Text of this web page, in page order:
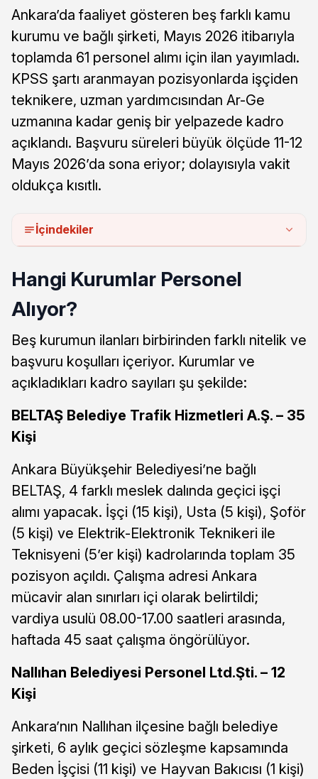
Ankara’da faaliyet gösteren beş farklı kamu
kurumu ve bağlı şirketi, Mayıs 2026 itibarıyla
toplamda 61 personel alımı için ilan yayımladı.
KPSS şartı aranmayan pozisyonlarda işçiden
teknikere, uzman yardımcısından Ar-Ge
uzmanına kadar geniş bir yelpazede kadro
açıklandı. Başvuru süreleri büyük ölçüde 11-12
Mayıs 2026’da sona eriyor; dolayısıyla vakit
oldukça kısıtlı.
İçindekiler
Hangi Kurumlar Personel
Alıyor?
Beş kurumun ilanları birbirinden farklı nitelik ve
başvuru koşulları içeriyor. Kurumlar ve
açıkladıkları kadro sayıları şu şekilde:
BELTAŞ Belediye Trafik Hizmetleri A.Ş. – 35
Kişi
Ankara Büyükşehir Belediyesi’ne bağlı
BELTAŞ, 4 farklı meslek dalında geçici işçi
alımı yapacak. İşçi (15 kişi), Usta (5 kişi), Şoför
(5 kişi) ve Elektrik-Elektronik Teknikeri ile
Teknisyeni (5’er kişi) kadrolarında toplam 35
pozisyon açıldı. Çalışma adresi Ankara
mücavir alan sınırları içi olarak belirtildi;
vardiya usulü 08.00-17.00 saatleri arasında,
haftada 45 saat çalışma öngörülüyor.
Nallıhan Belediyesi Personel Ltd.Şti. – 12
Kişi
Ankara’nın Nallıhan ilçesine bağlı belediye
şirketi, 6 aylık geçici sözleşme kapsamında
Beden İşçisi (11 kişi) ve Hayvan Bakıcısı (1 kişi)